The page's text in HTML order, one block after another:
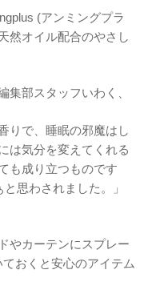
(アンミングプラ
然オイル配合のやさし
集部スタッフいわく、
りで、睡眠の邪魔はし
は気分を変えてくれる
も成り立つものです
思わされました。」
やカーテンにスプレー
おくと安心のアイテム